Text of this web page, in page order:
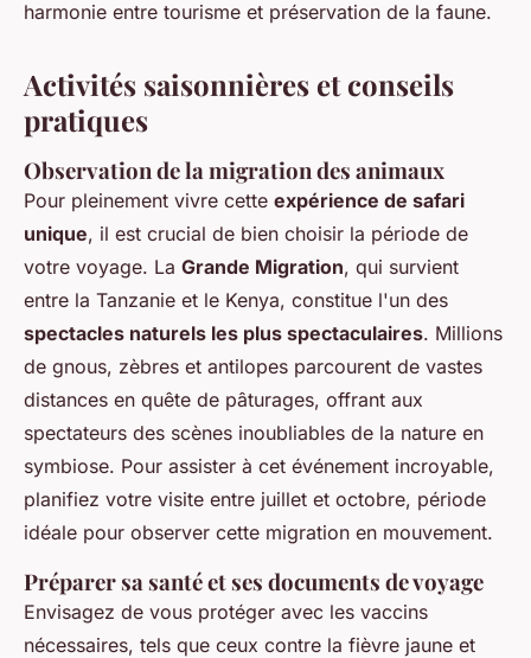
harmonie entre tourisme et préservation de la faune.
Activités saisonnières et conseils
pratiques
Observation de la migration des animaux
Pour pleinement vivre cette expérience de safari
unique, il est crucial de bien choisir la période de
votre voyage. La Grande Migration, qui survient
entre la Tanzanie et le Kenya, constitue l'un des
spectacles naturels les plus spectaculaires. Millions
de gnous, zèbres et antilopes parcourent de vastes
distances en quête de pâturages, offrant aux
spectateurs des scènes inoubliables de la nature en
symbiose. Pour assister à cet événement incroyable,
planifiez votre visite entre juillet et octobre, période
idéale pour observer cette migration en mouvement.
Préparer sa santé et ses documents de voyage
Envisagez de vous protéger avec les vaccins
nécessaires, tels que ceux contre la fièvre jaune et